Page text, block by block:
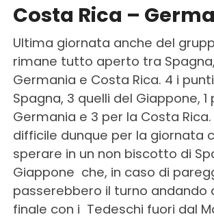
Costa Rica –
Ultima giornata anche del
rimane tutto aperto tra
Germania e Costa Rica. 4 i
Spagna, 3 quelli del Giappone, 1
Germania e 3 per la Costa
difficile dunque per la giornata
sperare in un non biscotto di
Giappone che, in caso di
passerebbero il turno andando
finale con i Tedeschi fuori dal